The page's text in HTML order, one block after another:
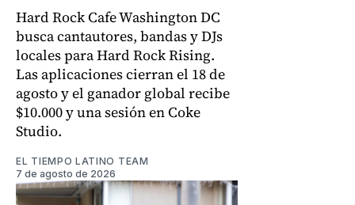
Hard Rock Cafe Washington DC
busca cantautores, bandas y DJs
locales para Hard Rock Rising.
Las aplicaciones cierran el 18 de
agosto y el ganador global recibe
$10.000 y una sesión en Coke
Studio.
EL TIEMPO LATINO TEAM
7 de agosto de 2026